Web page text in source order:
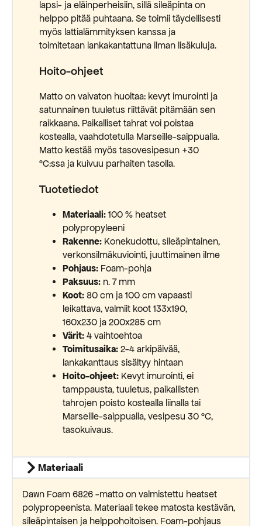
lapsi- ja eläinperheisiin, sillä sileäpinta on
helppo pitää puhtaana. Se toimii täydellisesti
myös lattialämmityksen kanssa ja
toimitetaan lankakantattuna ilman lisäkuluja.
Hoito-ohjeet
Matto on vaivaton huoltaa: kevyt imurointi ja
satunnainen tuuletus riittävät pitämään sen
raikkaana. Paikalliset tahrat voi poistaa
kostealla, vaahdotetulla Marseille-saippualla.
Matto kestää myös tasovesipesun +30
°C:ssa ja kuivuu parhaiten tasolla.
Tuotetiedot
Materiaali: 100 % heatset
polypropyleeni
Rakenne: Konekudottu, sileäpintainen,
verkonsilmäkuviointi, juuttimainen ilme
Pohjaus: Foam-pohja
Paksuus: n. 7 mm
Koot: 80 cm ja 100 cm vapaasti
leikattava, valmiit koot 133x190,
160x230 ja 200x285 cm
Värit: 4 vaihtoehtoa
Toimitusaika: 2-4 arkipäivää,
lankakanttaus sisältyy hintaan
Hoito-ohjeet: Kevyt imurointi, ei
tamppausta, tuuletus, paikallisten
tahrojen poisto kostealla liinalla tai
Marseille-saippualla, vesipesu 30 °C,
tasokuivaus.
Materiaali
Dawn Foam 6826 -matto on valmistettu heatset
polypropeenista. Materiaali tekee matosta kestävän,
sileäpintaisen ja helppohoitoisen. Foam-pohjaus